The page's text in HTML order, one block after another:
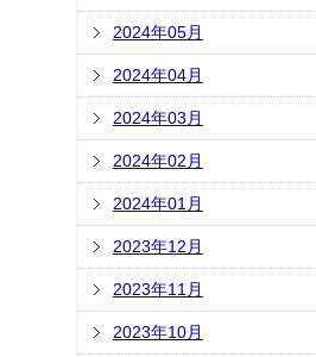
2024年05月
2024年04月
2024年03月
2024年02月
2024年01月
2023年12月
2023年11月
2023年10月